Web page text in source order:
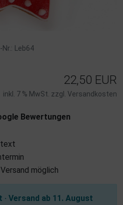
Nr.: Leb64
22,50 EUR
inkl. 7 % MwSt. zzgl. Versandkosten
Bewertungen
möglich
Versand ab 11. August